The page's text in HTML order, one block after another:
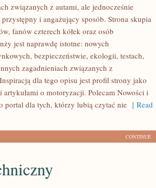
związanych z autami, ale jednocześnie
i angażujący sposób. Strona skupia
fanów czterech kółek oraz osób
jest naprawdę istotne: nowych
bezpieczeństwie, ekologii, testach,
zagadnieniach związanych z
dla tego opisu jest profil strony jako
o motoryzacji. Polecam Nowości i
portal dla tych, którzy lubią czytać nie [ Read
CONTINUE